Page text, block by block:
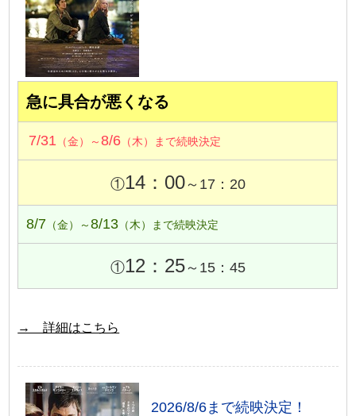
急に具合が悪くなる
7/31 （金）～8/6 （木）まで続映決定
①14：00～17：20
8/7 （金）～8/13 （木）まで続映決定
①12：25～15：45
→ 詳細はこちら
2026/8/6まで続映決定！